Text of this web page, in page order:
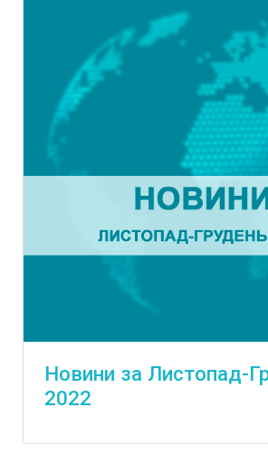
Новини за Листопад-
2022